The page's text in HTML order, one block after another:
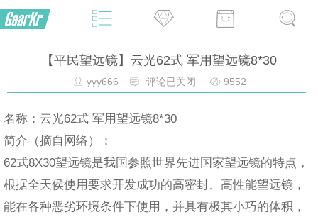
【平民望远镜】云光62式 军用望远镜8*30
yyy666 评论已关闭 9552
名称：云光62式 军用望远镜8*30
简介（摘自网络）：
62式8X30望远镜是我国参照世界先进国家望远镜的特点，
根据全天侯使用要求开发成功的高密封、高性能望远镜，
能在各种恶劣环境条件下使用，并具有极其小巧的体积，